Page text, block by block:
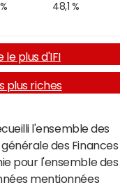
48,1 %
le plus d'IFI
plus riches
l'ensemble des
des Finances
pour l'ensemble des
mentionnées